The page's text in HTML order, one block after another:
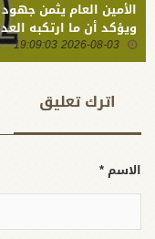
الأمين العام يثمن
ويؤكد أن ما ارتكبه
بالسلاح وتطويره لردع
2026-08-03 19:09:03
اترك تعلیق
الاسم *